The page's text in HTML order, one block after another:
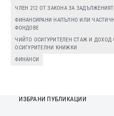
ЧЛЕН 212 ОТ ЗАКОНА ЗА
ФИНАНСИРАНИ НАПЪЛНО ИЛИ
ФОНДОВЕ
ЧИЙТО ОСИГУРИТЕЛЕН СТАЖ И ДОХОД
ОСИГУРИТЕЛНИ КНИЖКИ
ФИНАНСИ
ИЗБРАНИ ПУБЛИКАЦИИ